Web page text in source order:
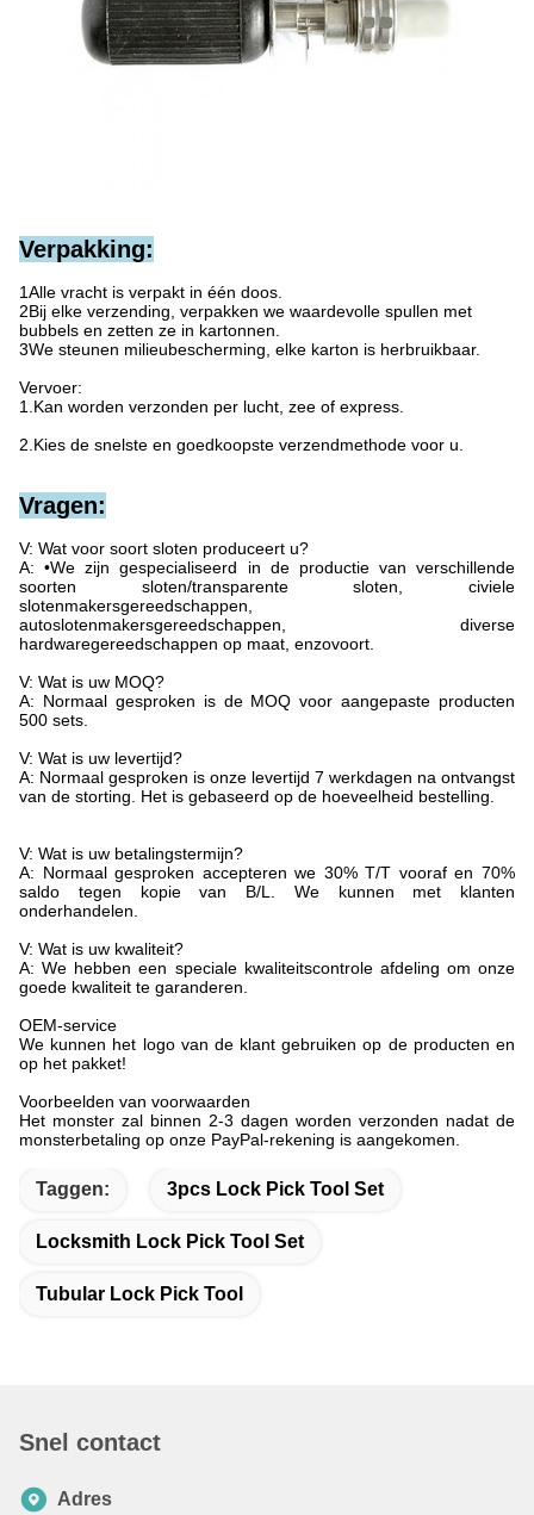
Verpakking:
1Alle vracht is verpakt in één doos.
2Bij elke verzending, verpakken we waardevolle spullen met
bubbels en zetten ze in kartonnen.
3We steunen milieubescherming, elke karton is herbruikbaar.
Vervoer:
1.Kan worden verzonden per lucht, zee of express.
2.Kies de snelste en goedkoopste verzendmethode voor u.
Vragen:
V: Wat voor soort sloten produceert u?
A: •We zijn gespecialiseerd in de productie van verschillende
soorten sloten/transparente sloten, civiele
slotenmakersgereedschappen,
autoslotenmakersgereedschappen, diverse
hardwaregereedschappen op maat, enzovoort.
V: Wat is uw MOQ?
A: Normaal gesproken is de MOQ voor aangepaste producten
500 sets.
V: Wat is uw levertijd?
A: Normaal gesproken is onze levertijd 7 werkdagen na ontvangst
van de storting. Het is gebaseerd op de hoeveelheid bestelling.
V: Wat is uw betalingstermijn?
A: Normaal gesproken accepteren we 30% T/T vooraf en 70%
saldo tegen kopie van B/L. We kunnen met klanten
onderhandelen.
V: Wat is uw kwaliteit?
A: We hebben een speciale kwaliteitscontrole afdeling om onze
goede kwaliteit te garanderen.
OEM-service
We kunnen het logo van de klant gebruiken op de producten en
op het pakket!
Voorbeelden van voorwaarden
Het monster zal binnen 2-3 dagen worden verzonden nadat de
monsterbetaling op onze PayPal-rekening is aangekomen.
Taggen: 3pcs Lock Pick Tool Set
Locksmith Lock Pick Tool Set
Tubular Lock Pick Tool
Snel contact
Adres